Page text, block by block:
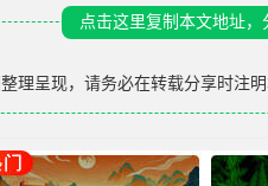
点击这里复制本文地址
整理呈现，请务必在转载分享时注